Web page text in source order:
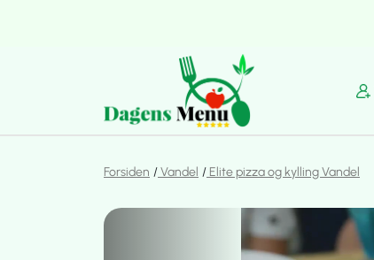
Forsiden Vandel Elite pizza og kylling Vandel